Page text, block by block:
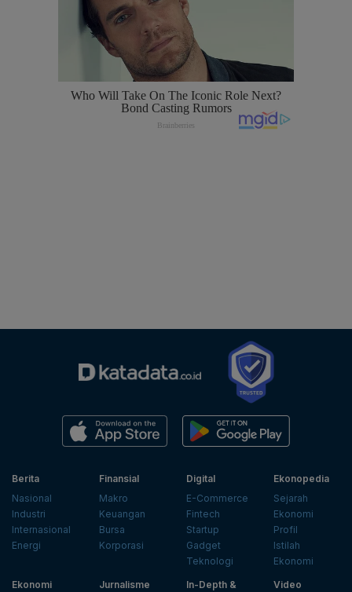
Berita
Nasional
Industri
Internasional
Energi
Finansial
Makro
Keuangan
Bursa
Korporasi
Digital
E-Commerce
Fintech
Startup
Gadget
Teknologi
Ekonopedia
Sejarah
Ekonomi
Profil
Istilah
Ekonomi
Ekonomi
Jurnalisme
In-Depth &
Video